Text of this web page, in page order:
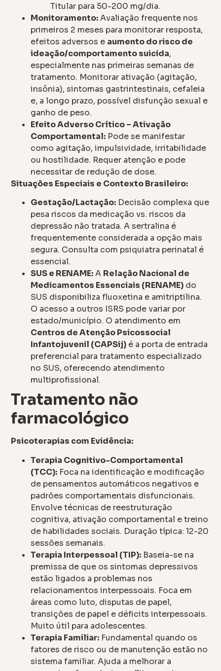
Titular para 50-200 mg/dia.
Monitoramento:Avaliação frequente nos
primeiros 2 meses para monitorar resposta,
efeitos adversos e aumento do risco de
ideação/comportamento suicida,
especialmente nas primeiras semanas de
tratamento. Monitorar ativação (agitação,
insônia), sintomas gastrintestinais, cefaleia
e, a longo prazo, possível disfunção sexual e
ganho de peso.
Efeito Adverso Crítico – Ativação
Comportamental: Pode se manifestar
como agitação, impulsividade, irritabilidade
ou hostilidade. Requer atenção e pode
necessitar de redução de dose.
Situações Especiais e Contexto Brasileiro:
Gestação/Lactação: Decisão complexa que
pesa riscos da medicação vs. riscos da
depressão não tratada. A sertralina é
frequentemente considerada a opção mais
segura. Consulta com psiquiatra perinatal é
essencial.
SUS e RENAME:A Relação Nacional de
Medicamentos Essenciais (RENAME) do
SUS disponibiliza fluoxetina e amitriptilina.
O acesso a outros ISRS pode variar por
estado/município. O atendimento em
Centros de Atenção Psicossocial
Infantojuvenil (CAPSij) é a porta de entrada
preferencial para tratamento especializado
no SUS, oferecendo atendimento
multiprofissional.
Tratamento não
farmacológico
Psicoterapias com Evidência:
Terapia Cognitivo-Comportamental
(TCC): Foca na identificação e modificação
de pensamentos automáticos negativos e
padrões comportamentais disfuncionais.
Envolve técnicas de reestruturação
cognitiva, ativação comportamental e treino
de habilidades sociais. Duração típica: 12-20
sessões semanais.
Terapia Interpessoal (TIP): Baseia-se na
premissa de que os sintomas depressivos
estão ligados a problemas nos
relacionamentos interpessoais. Foca em
áreas como luto, disputas de papel,
transições de papel e déficits interpessoais.
Muito útil para adolescentes.
Terapia Familiar: Fundamental quando os
fatores de risco ou de manutenção estão no
sistema familiar. Ajuda a melhorar a